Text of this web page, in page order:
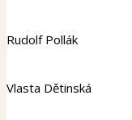
Rudolf Pollák
Vlasta Dětinská